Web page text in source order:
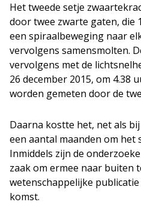
Het tweede setje
door twee zwarte gaten, die
een spiraalbeweging naar
vervolgens samensmolten.
vervolgens met de
26 december 2015, om 4.38
worden gemeten door de
Daarna kostte het, net als
een aantal maanden om het
Inmiddels zijn de
zaak om ermee naar buiten
wetenschappelijke
komst.